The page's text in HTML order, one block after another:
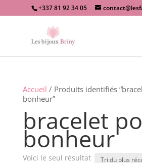
+337 81 92 34 05
Accueil / Produits identifiés
bonheur”
bracelet
bonheur
Voici le seul résultat